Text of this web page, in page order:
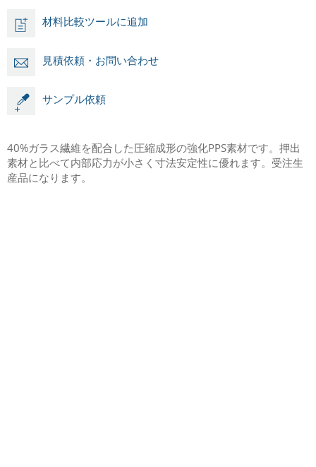
材料比較ツールに追加
見積依頼・お問い合わせ
サンプル依頼
40%ガラス繊維を配合した圧縮成形の強化PPS素材です。押出
素材と比べて内部応力が小さく寸法安定性に優れます。受注生
産品になります。